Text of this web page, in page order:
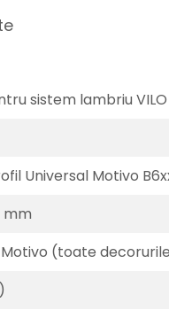
sistem lambriu
Universal Motivo
mm
Motivo (toate